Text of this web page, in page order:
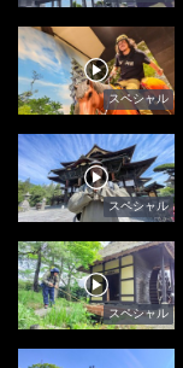
スペシャル
スペシャル
スペシャル